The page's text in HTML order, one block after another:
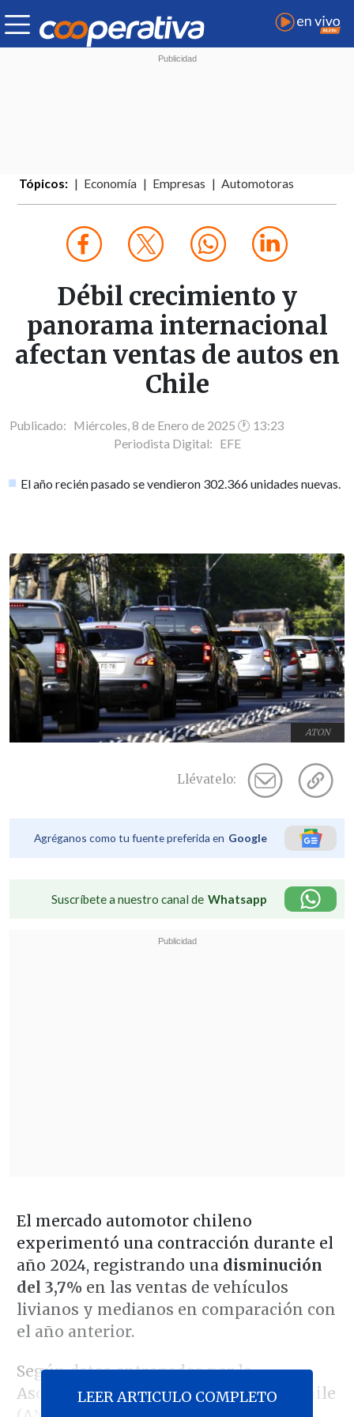
Tópicos: Economía Empresas Automotoras
Débil crecimiento y
panorama internacional
afectan ventas de autos en
Chile
Publicado: Miércoles, 8 de Enero de 2025 🕐 13:23
Periodista Digital: EFE
El año recién pasado se vendieron 302.366 unidades nuevas.
ATON
Llévatelo:
Agréganos como tu fuente preferida en Google
Suscríbete a nuestro canal de Whatsapp
El mercado automotor chileno
experimentó una contracción durante el
año 2024, registrando una disminución
del 3,7%en las ventas de vehículos
livianos y medianos en comparación con
el año anterior.
Según datos entregados por la
Asociación Nacional Automotriz de Chile
LEER ARTICULO COMPLETO